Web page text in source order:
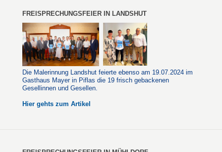
FREISPRECHUNGSFEIER IN LANDSHUT
Die Malerinnung Landshut feierte ebenso am 19.07.2024 im
Gasthaus Mayer in Piflas die 19 frisch gebackenen
Gesellinnen und Gesellen.
Hier gehts zum Artikel